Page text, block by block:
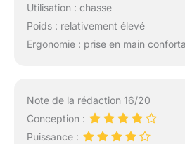
Utilisation : chasse
Poids : relativement élevé
Ergonomie : prise en main
Note de la rédaction 16/20
Conception :
Puissance :